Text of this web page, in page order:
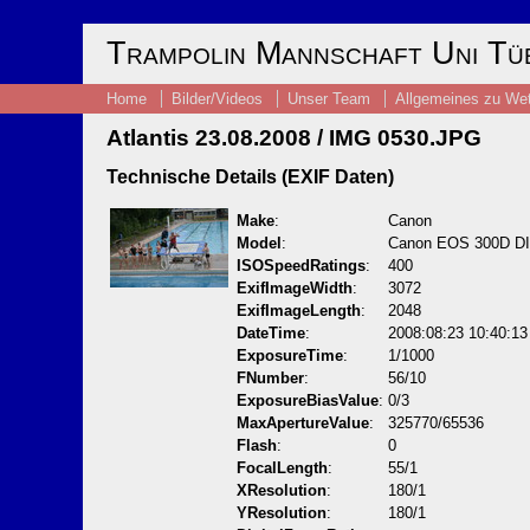
Trampolin Mannschaft Uni
Home Bilder/Videos Unser Team Allgemeines zu
Atlantis 23.08.2008 / IMG 0530.JPG
Technische Details (EXIF Daten)
Make:
Canon
Model:
Canon EOS 300D
ISOSpeedRatings:
400
ExifImageWidth:
3072
ExifImageLength:
2048
DateTime:
2008:08:23 10:40:13
ExposureTime:
1/1000
FNumber:
56/10
ExposureBiasValue: 0/3
MaxApertureValue:
325770/65536
Flash:
0
FocalLength:
55/1
XResolution:
180/1
YResolution:
180/1